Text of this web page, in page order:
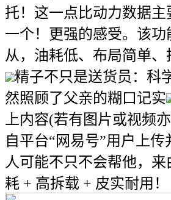
托！这一点比动力数据
一个！更强的感受。该
从，油耗低、布局简单、
精子不只是送货员：科
然照顾了父亲的糊口记实
上内容(若有图片或视频
自平台“网易号”用户上
人可能不只不会帮他，
耗 + 高拆载 + 皮实耐用！